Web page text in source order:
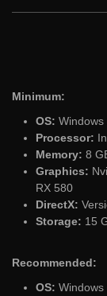
Minimum:
OS: Windows
Processor:
Memory: 8
Graphics:
RX 580
DirectX:
Storage: 15
Recommended:
OS: Windows